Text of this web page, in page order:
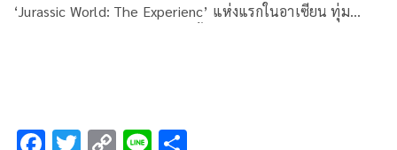
‘Jurassic World: The Experienc’ แห่งแรกในอาเซียน ทุ่ม